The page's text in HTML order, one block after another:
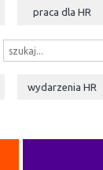
praca dla HR
wydarzenia HR